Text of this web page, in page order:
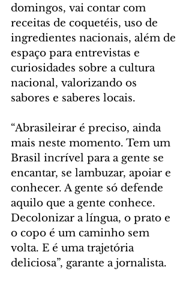
domingos, vai contar com
receitas de coquetéis, uso de
ingredientes nacionais, além de
espaço para entrevistas e
curiosidades sobre a cultura
nacional, valorizando os
sabores e saberes locais.
“Abrasileirar é preciso, ainda
mais neste momento. Tem um
Brasil incrível para a gente se
encantar, se lambuzar, apoiar e
conhecer. A gente só defende
aquilo que a gente conhece.
Decolonizar a língua, o prato e
o copo é um caminho sem
volta. E é uma trajetória
deliciosa”, garante a jornalista.